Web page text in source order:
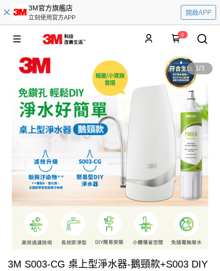
3M官方旗艦店
立刻使用官方APP
開啟APP
0
1/3
3M S003-CG 桌上型淨水器-鵝頸款+S003 DIY